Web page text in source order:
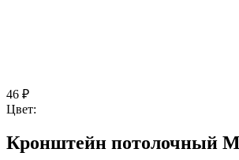
46 ₽
Цвет:
Кронштейн потолочный